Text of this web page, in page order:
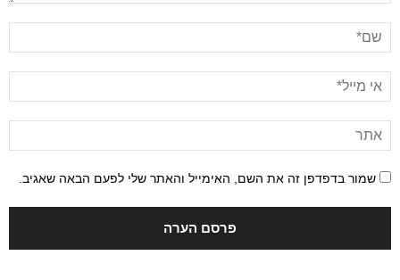
שמור בדפדפן זה את השם, האימייל והאתר שלי לפעם הבאה שאגיב.